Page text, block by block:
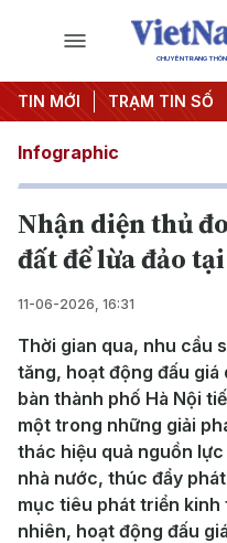
CHUYÊN TRANG
TIN MỚI TRẠM TIN SỐ
nghị Trung ương 3
Infographic
Nhận diện thủ
đất để lừa đảo
11-06-2026, 16:31
Thời gian qua, nhu cầu
tăng, hoạt động đấu
bàn thành phố Hà Nội
một trong những giải
thác hiệu quả nguồn
nhà nước, thúc đẩy
mục tiêu phát triển kinh
nhiên, hoạt động đấu